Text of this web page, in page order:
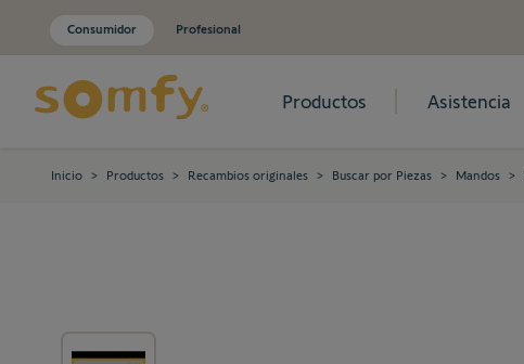
Consumidor Profesional
Productos Asistencia
Inicio > Productos > Recambios originales > Buscar por Piezas > Mandos >
View larger image